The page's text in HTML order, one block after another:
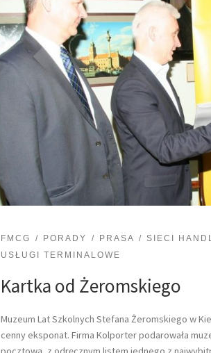
FMCG PORADY PRASA
SIECI
USŁUGI TERMINALOWE
Kartka od Żeromskiego
Muzeum Lat Szkolnych Stefana Żeromskiego w
cenny eksponat. Firma Kolporter podarowała